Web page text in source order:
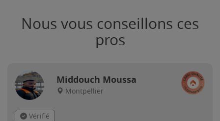
Nous vous conseillons ces
pros
Middouch Moussa
Montpellier
Vérifié